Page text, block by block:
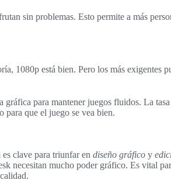
sin problemas. Esto permite a más
1080p está bien. Pero los más exigentes
para mantener juegos fluidos. La
para que el juego se vea bien.
es clave para triunfar en diseño gráfico y
necesitan mucho poder gráfico. Es vital